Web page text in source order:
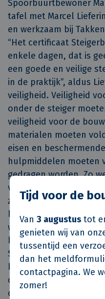
Tijd voor de
Van 3 augustus tot
genieten wij van
tussentijd een
dan het
contactpagina. We
zomer!
Spoorbuurtbewoner
tafel met Marcel
en werkzaam bij
“Het certificaat
enkele dagen, dat is
een goede en veilige
in de praktijk”, aldus
veiligheid. Veiligheid
onder de steiger
veiligheid voor de
materialen moeten
eisen en
hulpmiddelen moeten
gedragen worden. Zo
veiligheidshelm. Met
zo’n ding echt niet fijn.
hoofd en het jeukt van
weegt op tegen het
beroep is al uitdagend,
Spoorbuurt deden hier
bovenop. Nagenoeg
dan wordt het passen
complexe puzzel op te